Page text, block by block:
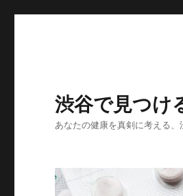
渋谷で見つけ
あなたの健康を真剣に考える、